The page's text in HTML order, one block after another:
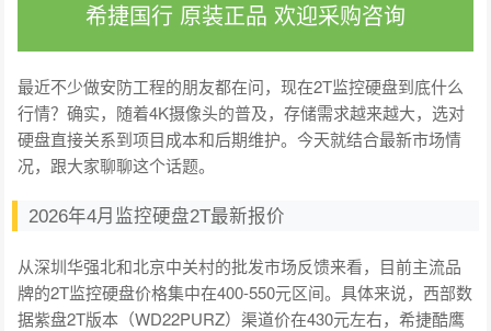
希捷国行 原装正品 欢迎采购咨询
最近不少做安防工程的朋友都在问，现在2T监控硬盘到底什么
行情？确实，随着4K摄像头的普及，存储需求越来越大，选对
硬盘直接关系到项目成本和后期维护。今天就结合最新市场情
况，跟大家聊聊这个话题。
2026年4月监控硬盘2T最新报价
从深圳华强北和北京中关村的批发市场反馈来看，目前主流品
牌的2T监控硬盘价格集中在400-550元区间。具体来说，西部数
据紫盘2T版本（WD22PURZ）渠道价在430元左右，希捷酷鹰